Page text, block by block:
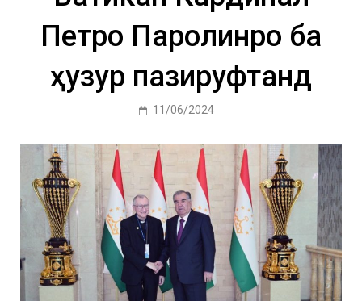
Петро Паролинро ба
ҳузур пазируфтанд
11/06/2024